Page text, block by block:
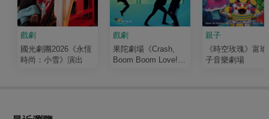
戲劇
國光劇團2026《永恆
時尚：小雪》演出
戲劇
果陀劇場《Crash,
Boom Boom Love!》
親子
《時空玫瑰》富
子音樂劇場